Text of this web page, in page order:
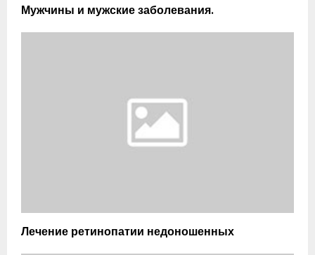
Мужчины и мужские заболевания.
Лечение ретинопатии недоношенных